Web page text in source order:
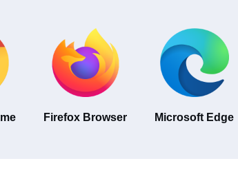
Firefox Browser Microsoft Edge